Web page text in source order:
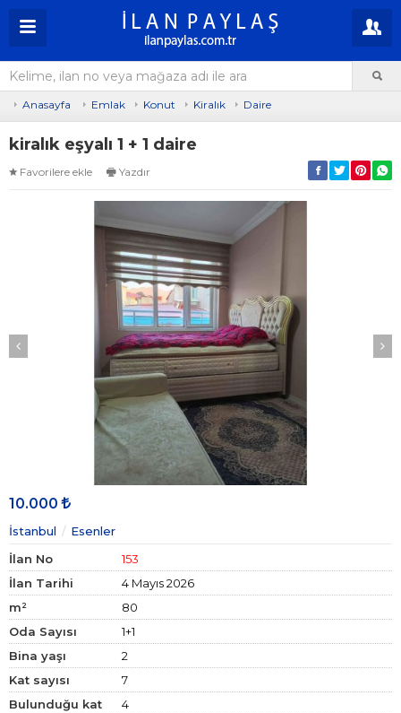
Anasayfa Emlak Konut Kiralık Daire
kiralık eşyalı 1 + 1 daire
Favorilere ekle Yazdır
10.000
İstanbul
Esenler
İlan No
153
İlan Tarihi
4 Mayıs 2026
m²
80
Oda Sayısı
1+1
Bina yaşı
2
Kat sayısı
7
Bulunduğu kat
4